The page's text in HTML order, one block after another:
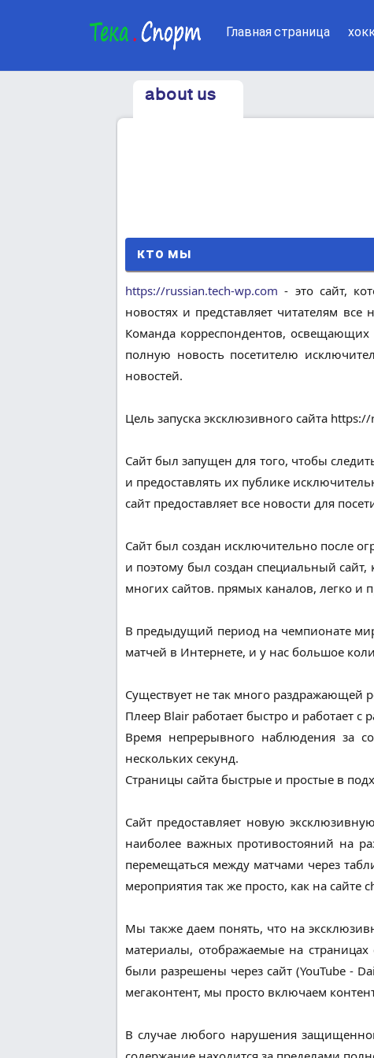
Главная страница
about us
кто мы
https://russian.tech-wp.com - это сайт,
новостях и представляет читателям
Команда корреспондентов, освещающих
полную новость посетителю
новостей.
Цель запуска эксклюзивного сайта
Сайт был запущен для того, чтобы
и предоставлять их публике
сайт предоставляет все новости для
Сайт был создан исключительно после
и поэтому был создан специальный сайт,
многих сайтов. прямых каналов, легко и
В предыдущий период на чемпионате
матчей в Интернете, и у нас большое
Существует не так много раздражающей
Плеер Blair работает быстро и работает
Время непрерывного наблюдения за
нескольких секунд.
Страницы сайта быстрые и простые в
Сайт предоставляет новую
наиболее важных противостояний на
перемещаться между матчами через
мероприятия так же просто, как на сайте
Мы также даем понять, что на
материалы, отображаемые на
были разрешены через сайт (YouTube -
мегаконтент, мы просто включаем
В случае любого нарушения